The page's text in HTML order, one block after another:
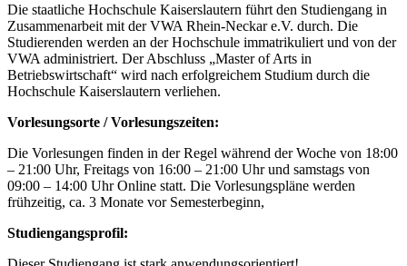
Die staatliche Hochschule Kaiserslautern führt den Studiengang in
Zusammenarbeit mit der VWA Rhein-Neckar e.V. durch. Die
Studierenden werden an der Hochschule immatrikuliert und von der
VWA administriert. Der Abschluss „Master of Arts in
Betriebswirtschaft“ wird nach erfolgreichem Studium durch die
Hochschule Kaiserslautern verliehen.
Vorlesungsorte / Vorlesungszeiten:
Die Vorlesungen finden in der Regel während der Woche von 18:00
– 21:00 Uhr, Freitags von 16:00 – 21:00 Uhr und samstags von
09:00 – 14:00 Uhr Online statt. Die Vorlesungspläne werden
frühzeitig, ca. 3 Monate vor Semesterbeginn,
Studiengangsprofil: